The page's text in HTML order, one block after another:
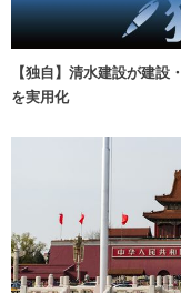
【独自】清水建設が建
を実用化